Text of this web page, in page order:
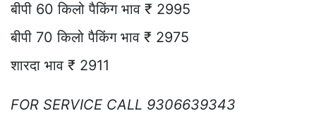
बीपी 60 किलो पैकिंग भाव ₹ 2995
बीपी 70 किलो पैकिंग भाव ₹ 2975
शारदा भाव ₹ 2911
FOR SERVICE CALL 9306639343